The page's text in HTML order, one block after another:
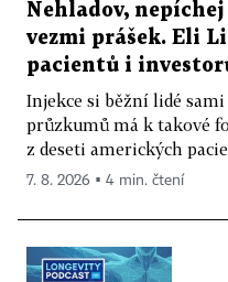
Nehladov,
vezmi prášek. Eli
pacientů i
Injekce si běžní lidé
průzkumů má k takové
z deseti amerických
7. 8. 2026 ▪ 4 min. čtení